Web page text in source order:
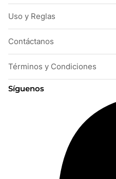
Uso y Reglas
Contáctanos
Términos y Condiciones
Síguenos